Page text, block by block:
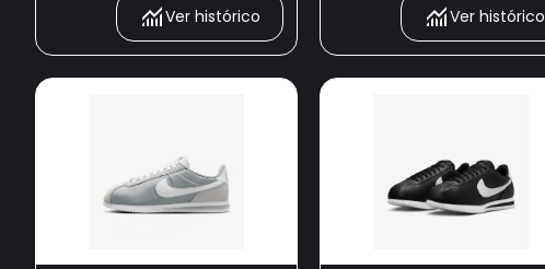
Ver histórico
Ver histórico